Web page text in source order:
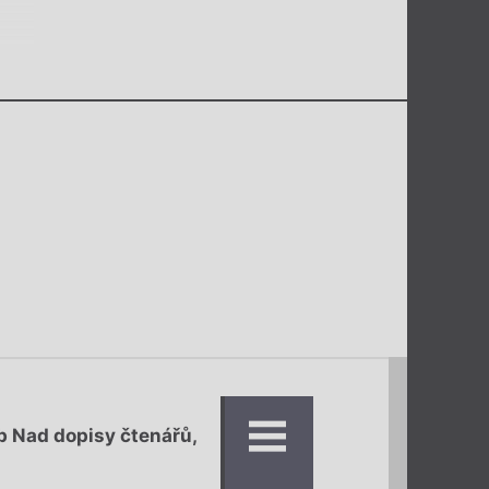
Nad dopisy čtenářů,